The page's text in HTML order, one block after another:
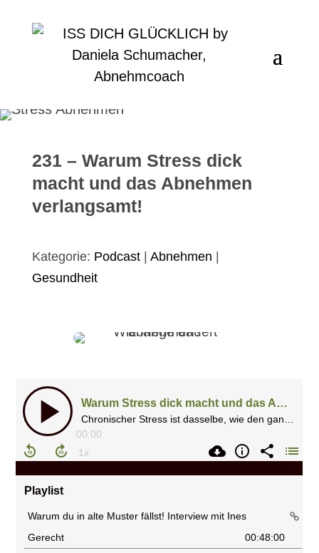
231 – Warum Stress dick
macht und das Abnehmen
verlangsamt!
Kategorie: Podcast| Abnehmen
Gesundheit